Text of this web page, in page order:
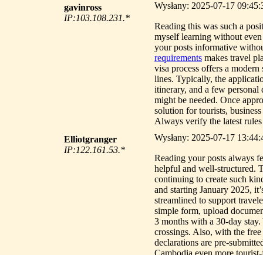
gavinross
IP:103.108.231.*
Wysłany: 2025-07-17
Reading this was such a
myself learning without
your posts informative
requirements makes travel
visa process offers a
lines. Typically, the
itinerary, and a few
might be needed. Once
solution for tourists,
Always verify the latest
Elliotgranger
IP:122.161.53.*
Wysłany: 2025-07-17
Reading your posts always
helpful and well-structured.
continuing to create such
and starting January 2025,
streamlined to support
simple form, upload
3 months with a 30-day
crossings. Also, with the
declarations are pre-
Cambodia even more